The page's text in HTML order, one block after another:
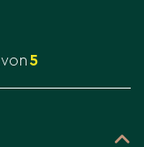
von 5